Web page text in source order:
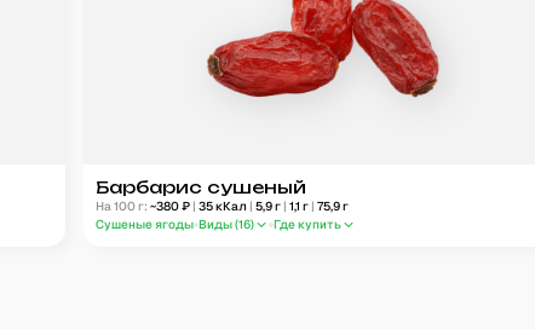
Барбарис сушеный
На 100 г: ~380₽ | 35кКал | 5,9г | 1,1 г | 75,9г
Сушеные ягоды Виды (16) Где купить